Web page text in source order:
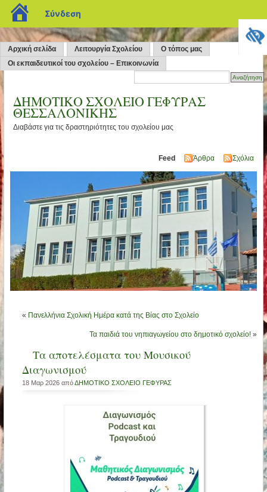
Αρχική σελίδα Λειτουργία Σχολείου
Ο τόπος μας
Οι εκπαιδευτικοί του σχολείου – Επικοινωνία
ΔΗΜΟΤΙΚΟ ΣΧΟΛΕΙΟ ΓΕΦΥΡΑΣ
ΘΕΣΣΑΛΟΝΙΚΗΣ
Διαβάστε για τις δραστηριότητες του σχολείου μας
Feed Άρθρα Σχόλια
« Πανελλήνια Σχολική Ημέρα κατά της Βίας στο Σχολείο
Τα παιδιά του νηπιαγωγείου στο δημοτικό σχολείο! »
Τα αποτελέσματα του Μουσικού
Διαγωνισμού
18 Μαρ 2026 απόΔΗΜΟΤΙΚΟ ΣΧΟΛΕΙΟ ΓΕΦΥΡΑΣ
blogs.sch.gr
Σύνδεση